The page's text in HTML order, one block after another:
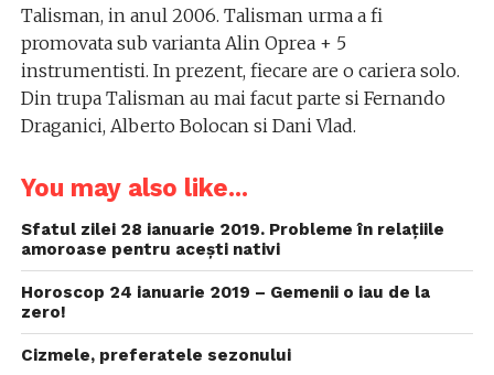
Talisman, in anul 2006. Talisman urma a fi
promovata sub varianta Alin Oprea + 5
instrumentisti. In prezent, fiecare are o cariera solo.
Din trupa Talisman au mai facut parte si Fernando
Draganici, Alberto Bolocan si Dani Vlad.
You may also like...
Sfatul zilei 28 ianuarie 2019. Probleme în relațiile
amoroase pentru acești nativi
Horoscop 24 ianuarie 2019 – Gemenii o iau de la
zero!
Cizmele, preferatele sezonului